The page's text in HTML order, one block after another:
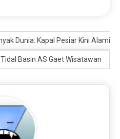
Dunia: Kapal Pesiar Kini Alami
Basin AS Gaet Wisatawan